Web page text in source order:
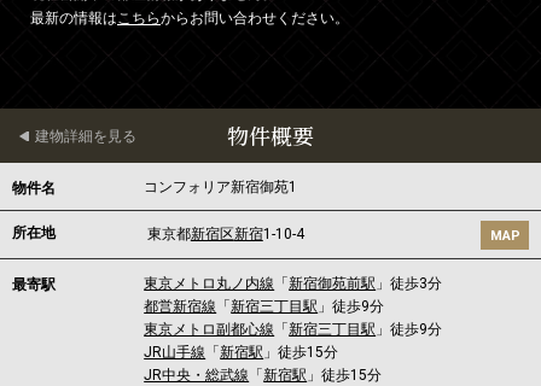
最新の情報はこちらからお問い合わせください。
物件概要
建物詳細を見る
物件名 コンフォリア新宿御苑1
所在地 東京都新宿区新宿1-10-4 MAP
最寄駅 東京メトロ丸ノ内線 「新宿御苑前駅 」徒歩3分
都営新宿線 「新宿三丁目駅 」徒歩9分
東京メトロ副都心線 「新宿三丁目駅 」徒歩9分
JR山手線 「新宿駅 」徒歩15分
JR中央・総武線 「新宿駅 」徒歩15分